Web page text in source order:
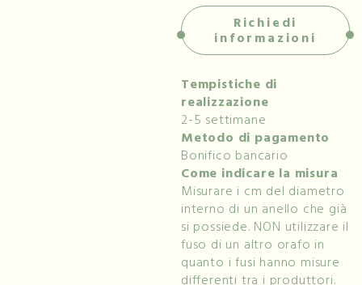
Richiedi
informazioni
Tempistiche di
realizzazione
2-5 settimane
Metodo di pagamento
Bonifico bancario
Come indicare la misura
Misurare i cm del diametro
interno di un anello che già
si possiede. NON utilizzare il
fuso di un altro orafo in
quanto i fusi hanno misure
differenti tra i produttori.